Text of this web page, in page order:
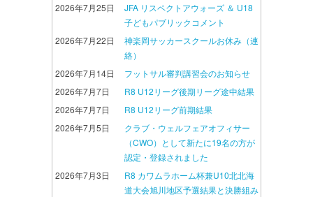
2026年7月25日
JFA リスペクトアウォーズ ＆ U18
子どもパブリックコメント
2026年7月22日
神楽岡サッカースクールお休み（連
絡）
2026年7月14日
フットサル審判講習会のお知らせ
2026年7月7日
R8 U12リーグ後期リーグ途中結果
2026年7月7日
R8 U12リーグ前期結果
2026年7月5日
クラブ・ウェルフェアオフィサー
（CWO）として新たに19名の方が
認定・登録されました
2026年7月3日
R8 カワムラホーム杯兼U10北北海
道大会旭川地区予選結果と決勝組み